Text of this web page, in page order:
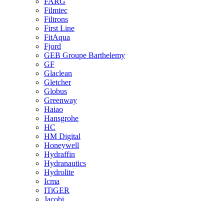
Filmtec
Filtrons
First Line
FitAqua
Fjord
GEB Groupe Barthelemy
GF
Glaclean
Gletcher
Globus
Greenway
Haiao
Hansgrohe
HC
HM Digital
Honeywell
Hydraffin
Hydranautics
Hydrolite
Icma
ITiGER
Jacobi